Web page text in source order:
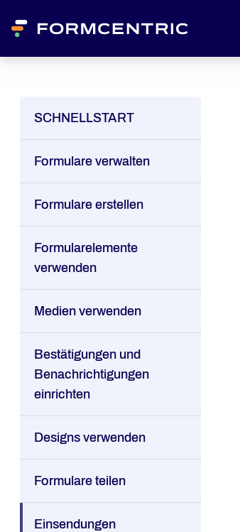
SCHNELLSTART
Formulare verwalten
Formulare erstellen
Formularelemente
verwenden
Medien verwenden
Bestätigungen und
Benachrichtigungen
einrichten
Designs verwenden
Formulare teilen
Einsendungen